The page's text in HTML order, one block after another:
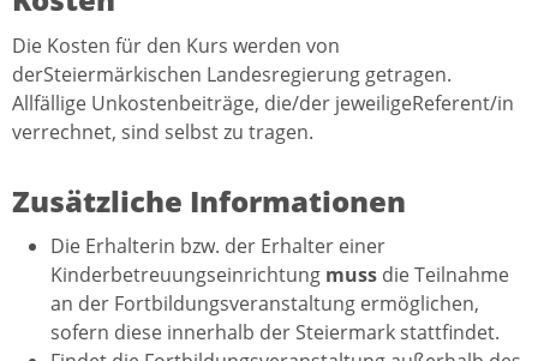
Die Kosten für den Kurs werden von
derSteiermärkischen Landesregierung getragen.
Allfällige Unkostenbeiträge, die/der jeweiligeReferent/in
verrechnet, sind selbst zu tragen.
Zusätzliche Informationen
Die Erhalterin bzw. der Erhalter einer
Kinderbetreuungseinrichtung muss die Teilnahme
an der Fortbildungsveranstaltung ermöglichen,
sofern diese innerhalb der Steiermark stattfindet.